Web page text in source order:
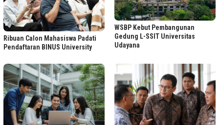
Ribuan Calon Mahasiswa Padati
Pendaftaran BINUS University
WSBP Kebut Pembangunan
Gedung L-SSIT Universitas
Udayana